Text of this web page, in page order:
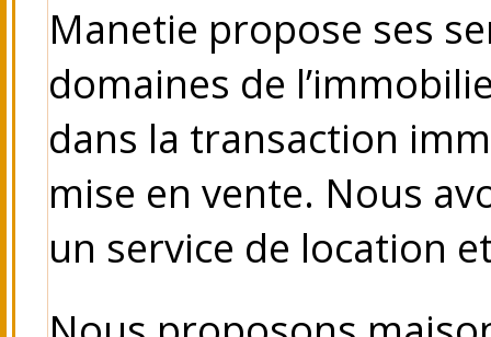
Manetie propose ses
domaines de
dans la transaction
mise en vente. Nous
un service de location